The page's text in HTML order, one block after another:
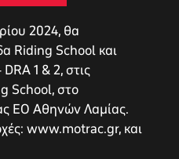
2024, θα
Riding School και
1 & 2, στις
School, στο
ΕΟ Αθηνών Λαμίας.
www.motrac.gr, και